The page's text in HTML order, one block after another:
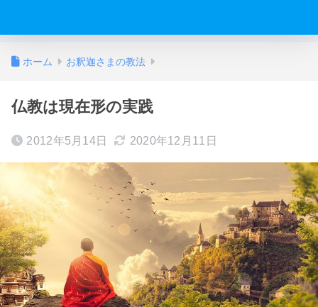
ホーム お釈迦さまの教法
仏教は現在形の実践
2012年5月14日 2020年12月11日